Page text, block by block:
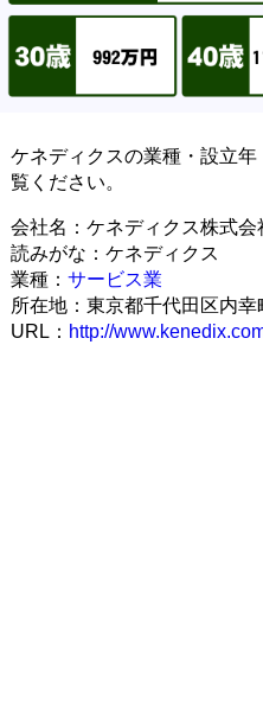
ケネディクスの業種・設立
覧ください。
会社名：ケネディクス株式会
読みがな：ケネディクス
業種： サービス業
所在地：東京都千代田区内幸
URL： http://